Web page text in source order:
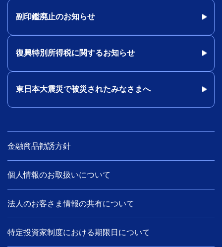
副印鑑廃止のお知らせ
復興特別所得税に関するお知らせ
東日本大震災で被災されたみなさまへ
金融商品勧誘方針
個人情報のお取扱いについて
法人のお客さま情報の共有について
特定投資家制度における期限日について